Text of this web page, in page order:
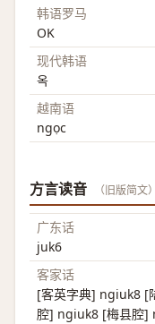
韩语罗马
OK
现代韩语
옥
越南语
ngọc
方言读音 （旧版简文）
广东话
juk6
客家话
[客英字典] ngiuk8 [
腔] ngiuk8 [梅县腔]